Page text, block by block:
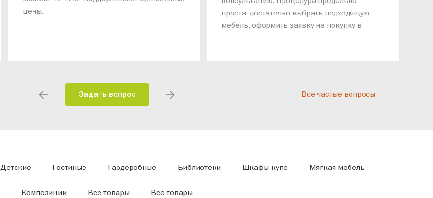
цены.
проста: достаточно выбрать подходящую
мебель, оформить заявку на покупку в
Задать вопрос Все частые вопросы
Детские Гостиные Гардеробные Библиотеки Шкафы-купе Мягкая мебель
Композиции Все товары Все товары